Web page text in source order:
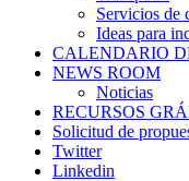
Servicios de
Ideas para
CALENDARIO
NEWS ROOM
Noticias
RECURSOS
Solicitud de
Twitter
Linkedin